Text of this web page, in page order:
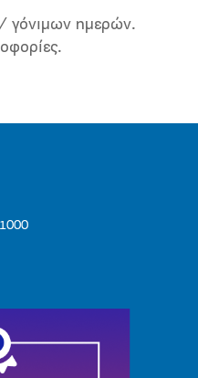
/ γόνιμων ημερών.